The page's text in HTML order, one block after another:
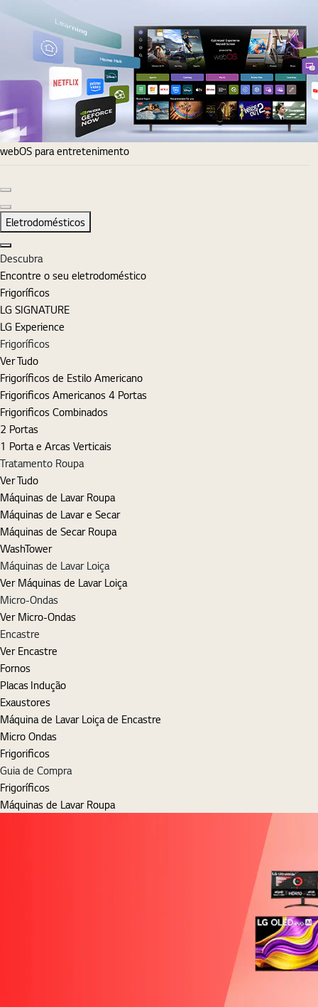
webOS para entretenimento
Diapositivo seguinte
Eletrodomésticos
Fechar
Descubra
Encontre o seu eletrodoméstico
Frigoríficos
LG SIGNATURE
LG Experience
Frigoríficos
Ver Tudo
Frigoríficos de Estilo Americano
Frigorificos Americanos 4 Portas
Frigorificos Combinados
2 Portas
1 Porta e Arcas Verticais
Tratamento Roupa
Ver Tudo
Máquinas de Lavar Roupa
Máquinas de Lavar e Secar
Máquinas de Secar Roupa
WashTower
Máquinas de Lavar Loiça
Ver Máquinas de Lavar Loiça
Micro-Ondas
Ver Micro-Ondas
Encastre
Ver Encastre
Fornos
Placas Indução
Exaustores
Máquina de Lavar Loiça de Encastre
Micro Ondas
Frigorificos
Guia de Compra
Frigoríficos
Máquinas de Lavar Roupa